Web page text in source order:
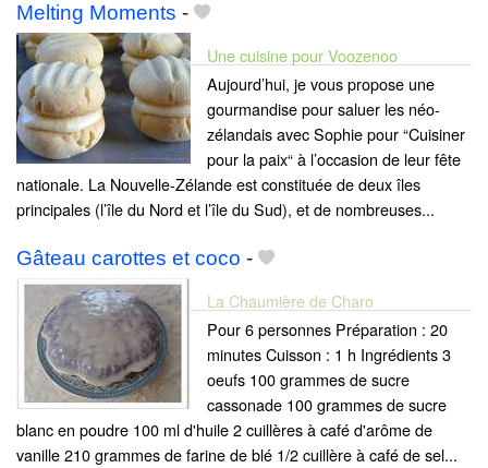
Melting Moments -
Une cuisine pour Voozenoo
Aujourd’hui, je vous propose une
gourmandise pour saluer les néo-
zélandais avec Sophie pour “Cuisiner
pour la paix“ à l’occasion de leur fête
nationale. La Nouvelle-Zélande est constituée de deux îles
principales (l’île du Nord et l’île du Sud), et de nombreuses...
Gâteau carottes et coco -
La Chaumière de Charo
Pour 6 personnes Préparation : 20
minutes Cuisson : 1 h Ingrédients 3
oeufs 100 grammes de sucre
cassonade 100 grammes de sucre
blanc en poudre 100 ml d'huile 2 cuillères à café d'arôme de
vanille 210 grammes de farine de blé 1/2 cuillère à café de sel...